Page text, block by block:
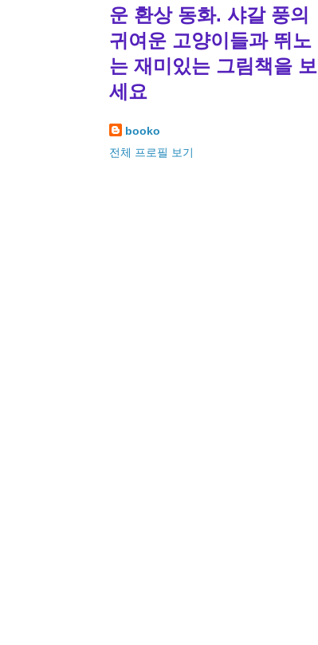
운 환상 동화. 샤갈 풍의
귀여운 고양이들과 뛰노
는 재미있는 그림책을 보
세요
booko
전체 프로필 보기